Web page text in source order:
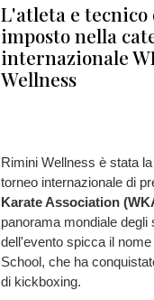
L'atleta e tecnico
imposto nella
internazionale
Wellness
Rimini Wellness è stata
torneo internazionale di
Karate Association
panorama mondiale
dell'evento spicca il nome
School, che ha
di kickboxing.